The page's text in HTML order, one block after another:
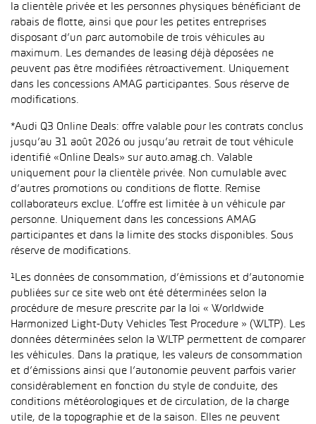
la clientèle privée et les personnes physiques bénéficiant de
rabais de flotte, ainsi que pour les petites entreprises
disposant d’un parc automobile de trois véhicules au
maximum. Les demandes de leasing déjà déposées ne
peuvent pas être modifiées rétroactivement. Uniquement
dans les concessions AMAG participantes. Sous réserve de
modifications.
*Audi Q3 Online Deals: offre valable pour les contrats conclus
jusqu’au 31 août 2026 ou jusqu’au retrait de tout véhicule
identifié «Online Deals» sur auto.amag.ch. Valable
uniquement pour la clientèle privée. Non cumulable avec
d’autres promotions ou conditions de flotte. Remise
collaborateurs exclue. L’offre est limitée à un véhicule par
personne. Uniquement dans les concessions AMAG
participantes et dans la limite des stocks disponibles. Sous
réserve de modifications.
¹Les données de consommation, d’émissions et d’autonomie
publiées sur ce site web ont été déterminées selon la
procédure de mesure prescrite par la loi « Worldwide
Harmonized Light-Duty Vehicles Test Procedure » (WLTP). Les
données déterminées selon la WLTP permettent de comparer
les véhicules. Dans la pratique, les valeurs de consommation
et d’émissions ainsi que l’autonomie peuvent parfois varier
considérablement en fonction du style de conduite, des
conditions météorologiques et de circulation, de la charge
utile, de la topographie et de la saison. Elles ne peuvent